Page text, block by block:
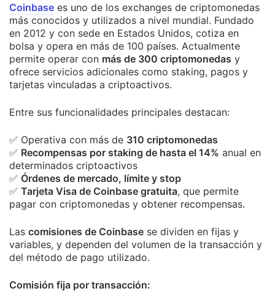
Coinbase es uno de los exchanges de criptomonedas
más conocidos y utilizados a nivel mundial. Fundado
en 2012 y con sede en Estados Unidos, cotiza en
bolsa y opera en más de 100 países. Actualmente
permite operar con más de 300 criptomonedas y
ofrece servicios adicionales como staking, pagos y
tarjetas vinculadas a criptoactivos.
Entre sus funcionalidades principales destacan:
✅ Operativa con más de 310 criptomonedas
✅ Recompensas por staking de hasta el 14% anual en
determinados criptoactivos
✅ Órdenes de mercado, límite y stop
✅ Tarjeta Visa de Coinbase gratuita, que permite
pagar con criptomonedas y obtener recompensas.
Las comisiones de Coinbase se dividen en fijas y
variables, y dependen del volumen de la transacción y
del método de pago utilizado.
Comisión fija por transacción: